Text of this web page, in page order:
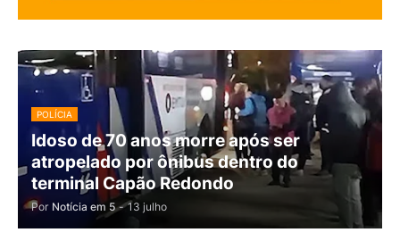
POLÍCIA
Idoso de 70 anos morre após ser
atropelado por ônibus dentro do
terminal Capão Redondo
Por Notícia em 5 - 13 julho